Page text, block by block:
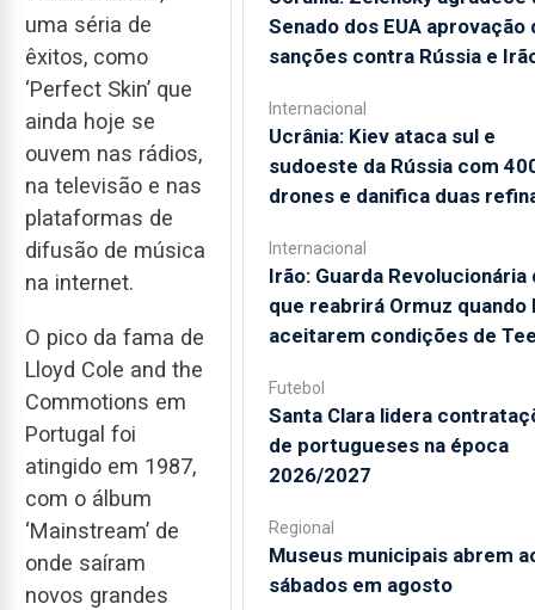
uma séria de
êxitos, como
‘Perfect Skin’ que
ainda hoje se
ouvem nas rádios,
na televisão e nas
plataformas de
difusão de música
na internet.
O pico da fama de
Lloyd Cole and the
Commotions em
Portugal foi
atingido em 1987,
com o álbum
‘Mainstream’ de
onde saíram
novos grandes
Senado dos EUA aprovação
sanções contra Rússia e
Internacional
Ucrânia: Kiev ataca sul e
sudoeste da Rússia com
drones e danifica duas
Internacional
Irão: Guarda Revolucionária
que reabrirá Ormuz quando
aceitarem condições de
Futebol
Santa Clara lidera
de portugueses na época
2026/2027
Regional
Museus municipais abrem
sábados em agosto